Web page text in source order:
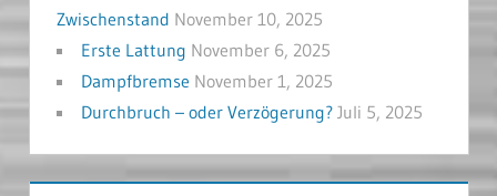
Zwischenstand November 10, 2025
Erste Lattung November 6, 2025
Dampfbremse November 1, 2025
Durchbruch – oder Verzögerung? Juli 5, 2025